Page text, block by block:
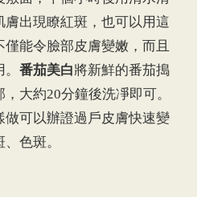
出現瞭紅斑，也可以用這
能令臉部皮膚變嫩，而且
。番茄美白將新鮮的番茄搗
大約20分鐘後洗凈即可。
可以辦證過戶皮膚快速變
色斑。